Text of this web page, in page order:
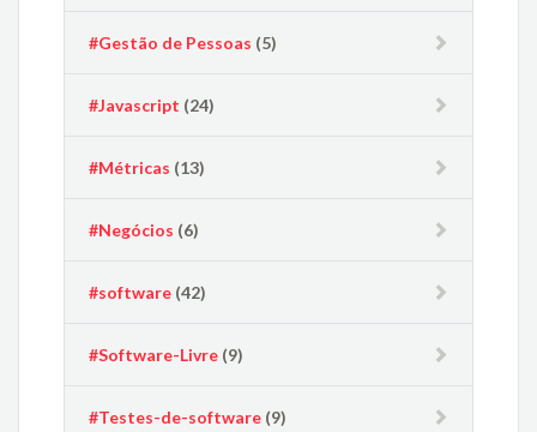
#Gestão de Pessoas (5)
#Javascript (24)
#Métricas (13)
#Negócios (6)
#software (42)
#Software-Livre (9)
#Testes-de-software (9)